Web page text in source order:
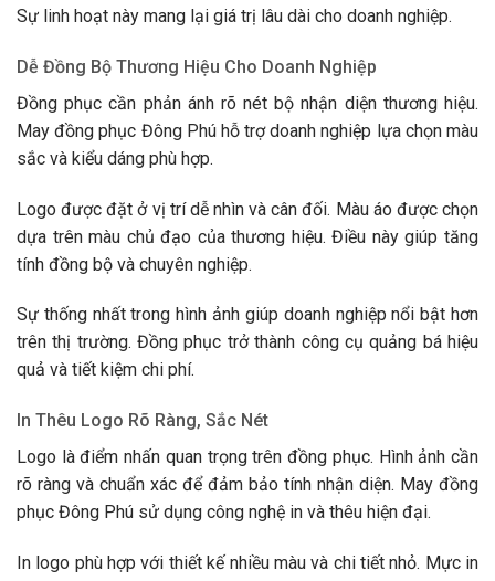
Sự linh hoạt này mang lại giá trị lâu dài cho doanh nghiệp.
Dễ Đồng Bộ Thương Hiệu Cho Doanh Nghiệp
Đồng phục cần phản ánh rõ nét bộ nhận diện thương hiệu.
May đồng phục Đông Phú hỗ trợ doanh nghiệp lựa chọn màu
sắc và kiểu dáng phù hợp.
Logo được đặt ở vị trí dễ nhìn và cân đối. Màu áo được chọn
dựa trên màu chủ đạo của thương hiệu. Điều này giúp tăng
tính đồng bộ và chuyên nghiệp.
Sự thống nhất trong hình ảnh giúp doanh nghiệp nổi bật hơn
trên thị trường. Đồng phục trở thành công cụ quảng bá hiệu
quả và tiết kiệm chi phí.
In Thêu Logo Rõ Ràng, Sắc Nét
Logo là điểm nhấn quan trọng trên đồng phục. Hình ảnh cần
rõ ràng và chuẩn xác để đảm bảo tính nhận diện. May đồng
phục Đông Phú sử dụng công nghệ in và thêu hiện đại.
In logo phù hợp với thiết kế nhiều màu và chi tiết nhỏ. Mực in